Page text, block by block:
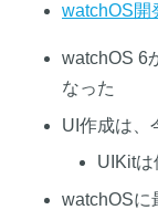
watchOS開
watchOS 6
なった
UI作成は、
UIKitは
watchOSに